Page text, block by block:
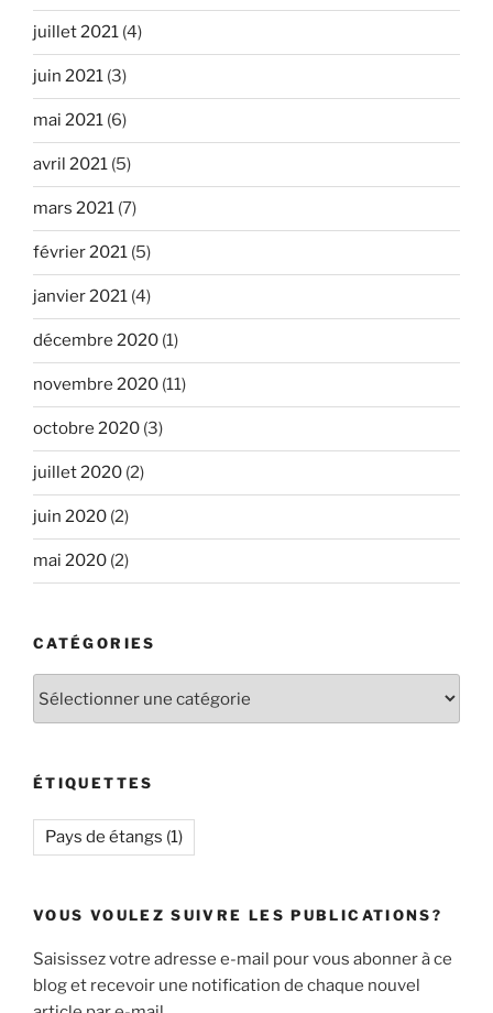
juillet 2021 (4)
juin 2021 (3)
mai 2021 (6)
avril 2021 (5)
mars 2021 (7)
février 2021 (5)
janvier 2021 (4)
décembre 2020 (1)
novembre 2020 (11)
octobre 2020 (3)
juillet 2020 (2)
juin 2020 (2)
mai 2020 (2)
CATÉGORIES
ÉTIQUETTES
Pays de étangs (1)
VOUS VOULEZ SUIVRE LES PUBLICATIONS?
Saisissez votre adresse e-mail pour vous abonner à ce
blog et recevoir une notification de chaque nouvel